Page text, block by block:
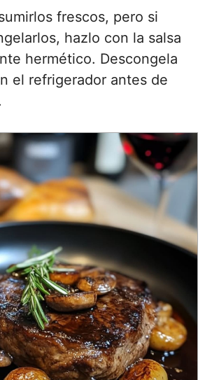
frescos, pero si
hazlo con la salsa
hermético. Descongela
el refrigerador antes de